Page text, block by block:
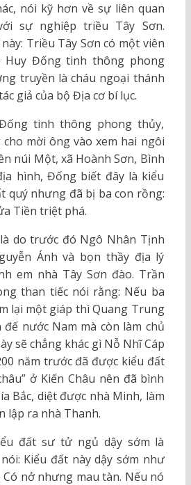
nói kỹ hơn về sự liên quan
sự nghiệp triều Tây Sơn.
Triều Tây Sơn có một viên
Huy Đống tinh thông phong
truyền là cháu ngoại thánh
giả của bộ Địa cơ bí lục.
tinh thông phong thủy,
mời ông vào xem hai ngôi
núi Một, xã Hoành Sơn, Bình
hình, Đống biết đây là kiểu
quý nhưng đã bị ba con rồng:
Tiền triệt phá.
do trước đó Ngô Nhân Tịnh
Ánh và bọn thầy địa lý
em nhà Tây Sơn đào. Trần
than tiếc nói rằng: Nếu ba
lại một giáp thì Quang Trung
nước Nam mà còn làm chủ
sẽ chẳng khác gì Nỗ Nhĩ Cáp
năm trước đã được kiểu đất
ở Kiến Châu nên đã bình
Bắc, diệt được nhà Minh, làm
lập ra nhà Thanh.
đất sư tử ngủ dậy sớm là
Kiểu đất này dậy sớm như
nở nhưng mau tàn. Nếu nó